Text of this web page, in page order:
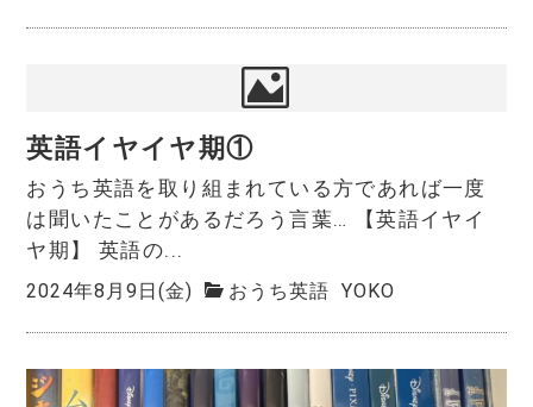
英語イヤイヤ期①
おうち英語を取り組まれている方であれば一度
は聞いたことがあるだろう言葉… 【英語イヤイ
ヤ期】 英語の...
2024年8月9日(金) おうち英語 YOKO